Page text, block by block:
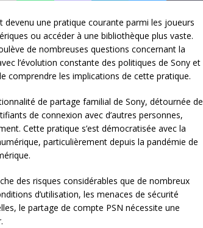
une pratique courante parmi les joueurs
ou accéder à une bibliothèque plus vaste.
de nombreuses questions concernant la
l’évolution constante des politiques de Sony et
comprendre les implications de cette pratique.
de partage familial de Sony, détournée de
de connexion avec d’autres personnes,
Cette pratique s’est démocratisée avec la
particulièrement depuis la pandémie de
des risques considérables que de nombreux
d’utilisation, les menaces de sécurité
le partage de compte PSN nécessite une